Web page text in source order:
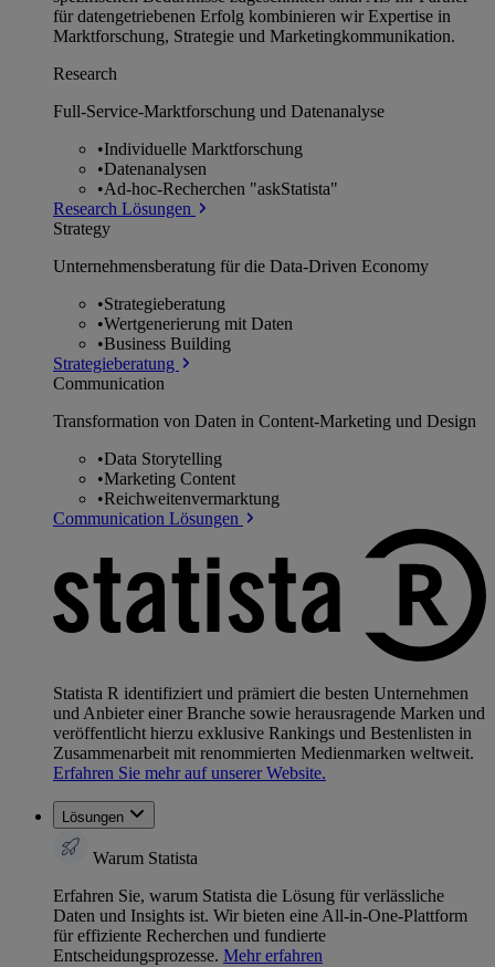
für datengetriebenen Erfolg kombinieren wir Expertise in
Marktforschung, Strategie und Marketingkommunikation.
Research
Full-Service-Marktforschung und Datenanalyse
•Individuelle Marktforschung
•Datenanalysen
•Ad-hoc-Recherchen "askStatista"
Research Lösungen
Strategy
Unternehmens­beratung für die Data-Driven Economy
•Strategieberatung
•Wertgenerierung mit Daten
•Business Building
Strategieberatung
Communication
Transformation von Daten in Content-Marketing und Design
•Data Storytelling
•Marketing Content
•Reichweitenvermarktung
Communication Lösungen
Statista R identifiziert und prämiert die besten Unternehmen
und Anbieter einer Branche sowie herausragende Marken und
veröffentlicht hierzu exklusive Rankings und Bestenlisten in
Zusammenarbeit mit renommierten Medienmarken weltweit.
Erfahren Sie mehr auf unserer Website.
Lösungen
Warum Statista
Erfahren Sie, warum Statista die Lösung für verlässliche
Daten und Insights ist. Wir bieten eine All-in-One-Plattform
für effiziente Recherchen und fundierte
Entscheidungsprozesse. Mehr erfahren